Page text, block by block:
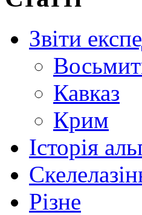
Звіти
Кавказ
Крим
Історія
Різне